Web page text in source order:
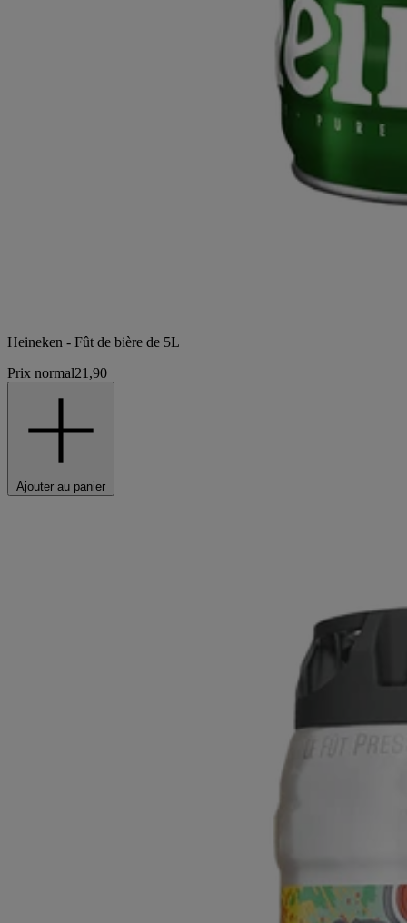
Heineken - Fût de bière de 5L
Prix normal21,90
Ajouter au panier